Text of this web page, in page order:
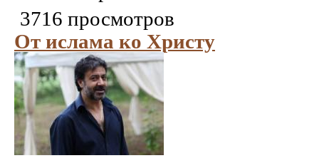
3716 просмотров
От ислама ко Христу